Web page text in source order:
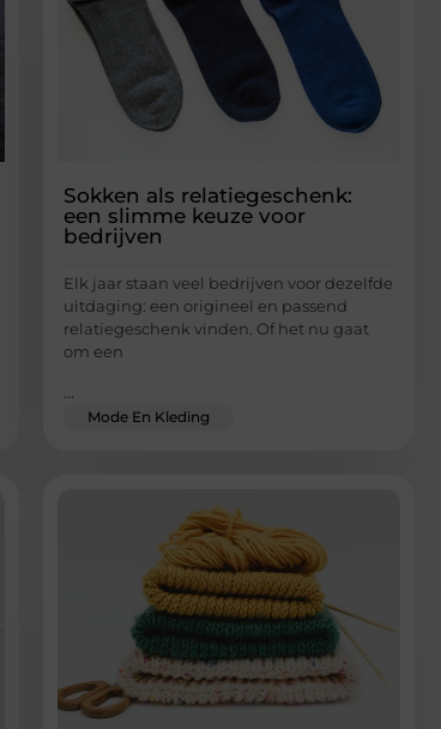
Sokken als relatiegeschenk:
een slimme keuze voor
bedrijven
Elk jaar staan veel bedrijven voor dezelfde
uitdaging: een origineel en passend
relatiegeschenk vinden. Of het nu gaat
om een
Mode En Kleding